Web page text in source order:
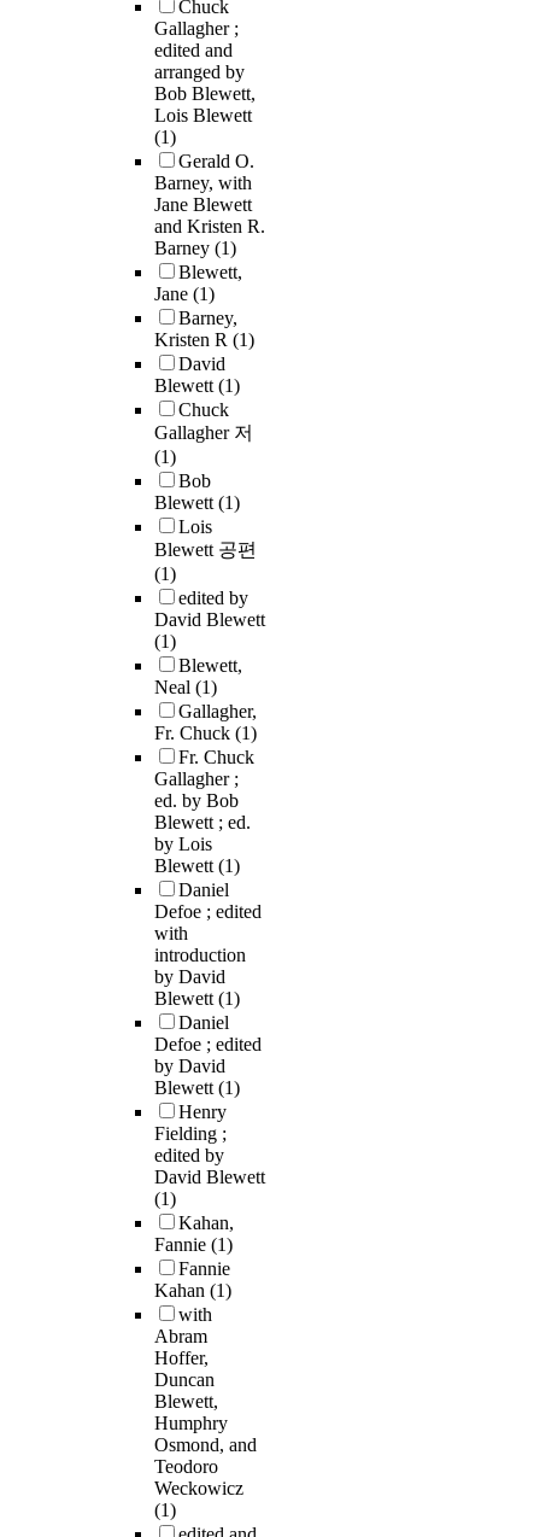
Chuck
Gallagher ;
edited and
arranged by
Bob Blewett,
Lois Blewett
(1)
Gerald O.
Barney, with
Jane Blewett
and Kristen R.
Barney (1)
Blewett,
Jane (1)
Barney,
Kristen R (1)
David
Blewett(1)
Chuck
Gallagher 저
(1)
Bob
Blewett(1)
Lois
Blewett 공편
(1)
edited by
David Blewett
(1)
Blewett,
Neal (1)
Gallagher,
Fr. Chuck (1)
Fr. Chuck
Gallagher ;
ed. by Bob
Blewett ; ed.
by Lois
Blewett(1)
Daniel
Defoe ; edited
with
introduction
by David
Blewett(1)
Daniel
Defoe ; edited
by David
Blewett(1)
Henry
Fielding ;
edited by
David Blewett
(1)
Kahan,
Fannie (1)
Fannie
Kahan (1)
with
Abram
Hoffer,
Duncan
Blewett,
Humphry
Osmond, and
Teodoro
Weckowicz
(1)